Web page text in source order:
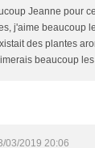
Jeanne pour
j'aime beaucoup
des plantes
beaucoup
03/2019 20:06